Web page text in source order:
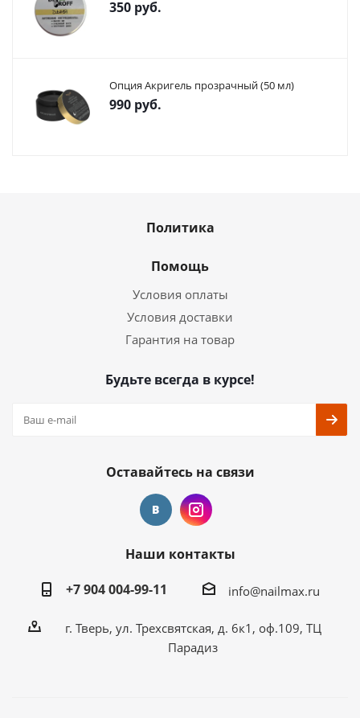
350 руб.
Опция Акригель прозрачный (50 мл)
990 руб.
Политика
Помощь
Условия оплаты
Условия доставки
Гарантия на товар
Будьте всегда в курсе!
Оставайтесь на связи
Наши контакты
+7 904 004-99-11
info@nailmax.ru
г. Тверь, ул. Трехсвятская, д. 6к1, оф.109, ТЦ
Парадиз